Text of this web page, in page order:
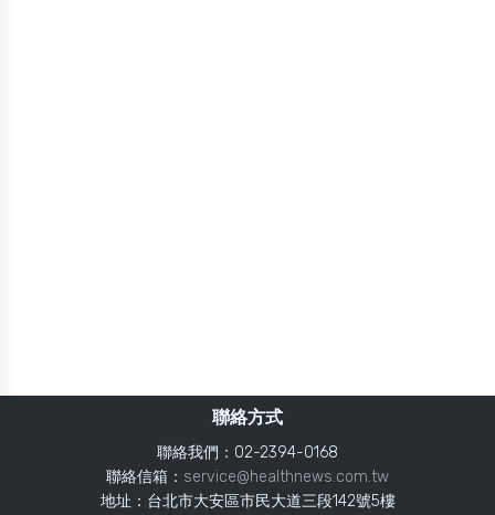
聯絡方式
聯絡我們：02-2394-0168
聯絡信箱： service@healthnews.com.tw
地址：台北市大安區市民大道三段142號5樓